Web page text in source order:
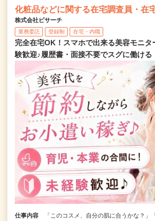
化粧品などに関する在宅調査員・在
株式会社ビサーチ
業務委託 登録制 在宅・内職
完全在宅OK！スマホで出来る美容モニタ
験歓迎♪履歴書・面接不要でスグに働ける
仕事内容
「このコスメ、自分の肌に合うかな？」